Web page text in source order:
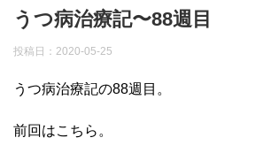
うつ病治療記〜88週目
投稿日：2020-05-25
うつ病治療記の88週目。
前回はこちら。